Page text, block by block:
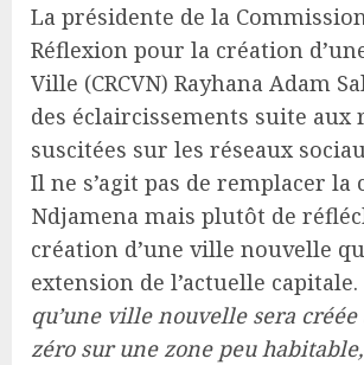
La présidente de la
Réflexion pour la création
Ville (CRCVN) Rayhana Adam
des éclaircissements suite aux
suscitées sur les réseaux
Il ne s’agit pas de remplacer la
Ndjamena mais plutôt de
création d’une ville nouvelle
extension de l’actuelle capitale.
qu’une ville nouvelle sera
zéro sur une zone peu habitable,